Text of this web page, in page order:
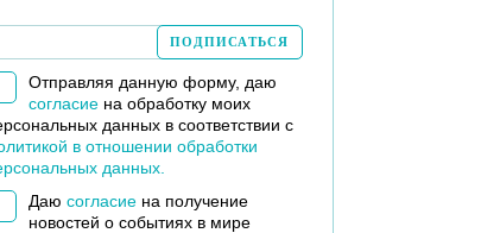
Отправляя данную форму, даю
согласиена обработку моих
данных в соответствии с
в отношении обработки
данных.
Даю согласиена получение
новостей о событиях в мире